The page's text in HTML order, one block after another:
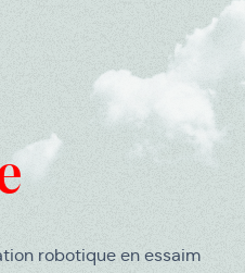
robotique en essaim